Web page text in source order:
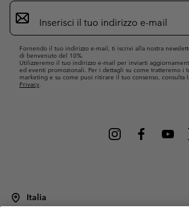
Iscrizione
e-
mail
Fornendo il tuo indirizzo e-mail, ti iscrivi alla nostra
di benvenuto del 10%.
Utilizzeremo il tuo indirizzo e-mail per inviarti
ed eventi promozionali. Per i dettagli su come tratteremo i
marketing e su come puoi ritirare il tuo consenso, consulta
Privacy.
Italia